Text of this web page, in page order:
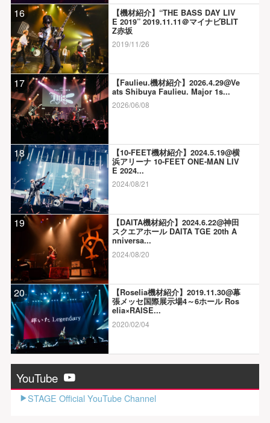
16
【機材紹介】“THE BASS DAY LIV
E 2019” 2019.11.11＠マイナビBLIT
Z赤坂
2019/11/26
17
【Faulieu.機材紹介】2026.4.29@Ve
ats Shibuya Faulieu. Major 1s...
2026/06/08
18
【10-FEET機材紹介】2024.5.19@横
浜アリーナ 10-FEET ONE-MAN LIV
E 2024...
2024/08/21
19
【DAITA機材紹介】2024.6.22@神田
スクエアホール DAITA TGE 20th A
nniversa...
2024/08/20
20
【Roselia機材紹介】2019.11.30@幕
張メッセ国際展示場4～6ホール Ros
elia×RAISE...
2020/02/04
YouTube
STAGE Official YouTube Channel